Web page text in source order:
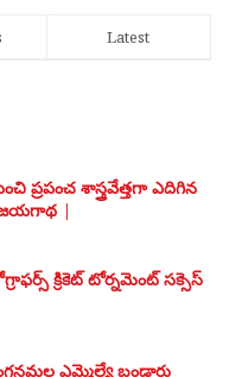
Latest
ప్రపంచ శాస్త్రవేత్తగా ఎదిగిన
|
క్రికెట్ టోర్నమెంట్ సక్సెస్
ఎమ్మెల్యే బండారు